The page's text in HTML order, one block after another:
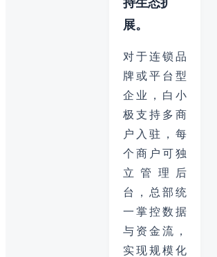
展。
对于连锁品
牌或平台型
企业，白小
极支持多商
户入驻，每
个商户可独
立管理后
台，总部统
一掌控数据
与资金流，
实现规模化